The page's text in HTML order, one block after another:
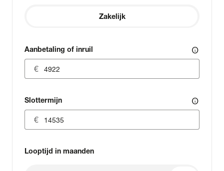
Zakelijk
Aanbetaling of inruil info
Slottermijn info
Looptijd in maanden